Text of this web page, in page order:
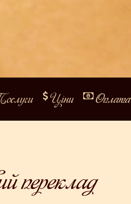
Ціни Оплата
переклад